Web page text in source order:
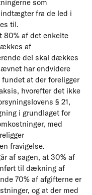
som
fra de led i
til.
80% af det enkelte
af
del skal dækkes
har endvidere
at der foreligger
hvorefter det ikke
§ 21,
i grundlaget for
med
fravigelse.
af sagen, at 30% af
til dækning af
70% af afgifterne er
og at der med